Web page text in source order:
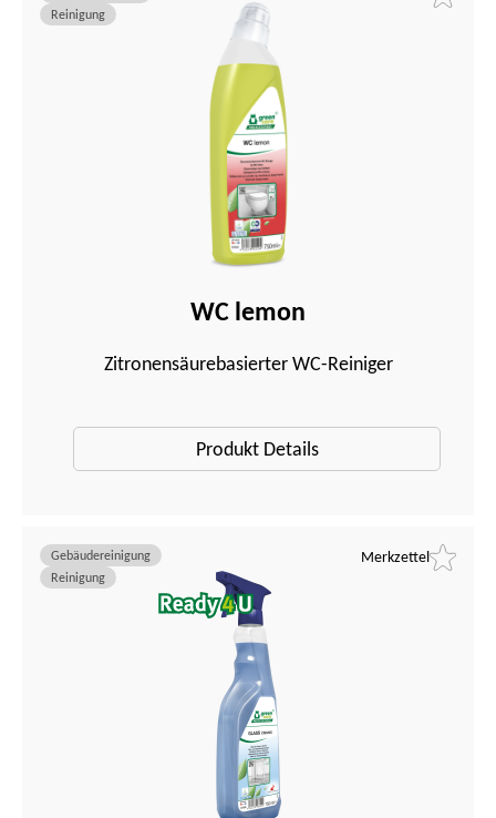
WC lemon
Zitronensäurebasierter WC-Reiniger
Reinigung
Produkt Details
Merkzettel
Gebäudereinigung
Reinigung